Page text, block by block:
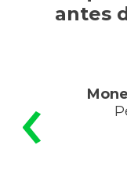
antes
‹